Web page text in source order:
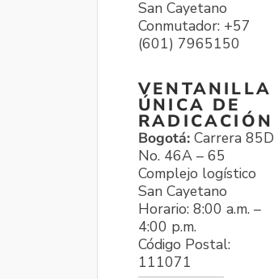
San Cayetano
Conmutador: +57
(601) 7965150
VENTANILLA
ÚNICA DE
RADICACIÓN
Bogotá: Carrera 85D
No. 46A – 65
Complejo logístico
San Cayetano
Horario: 8:00 a.m. –
4:00 p.m.
Código Postal:
111071